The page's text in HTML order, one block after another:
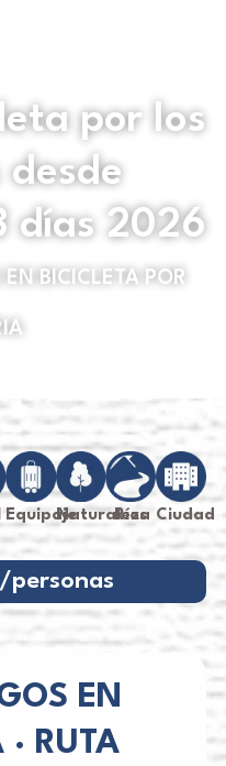
por los
desde
días 2026
EN BICICLETA POR
EquipajeNaturaleza
Ríos Ciudad
personas
EN
· RUTA